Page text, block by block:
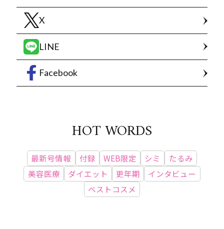
X
LINE
Facebook
HOT WORDS
最新号情報 付録 WEB限定 シミ
たるみ
美容医療
ダイエット 更年期
インタビュー
ベストコスメ